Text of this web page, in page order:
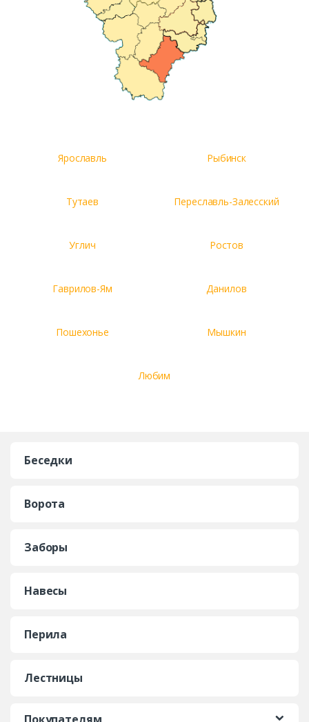
Ярославль Рыбинск
Тутаев Переславль-Залесский
Углич Ростов
Гаврилов-Ям Данилов
Пошехонье Мышкин
Любим
Беседки
Ворота
Заборы
Навесы
Перила
Лестницы